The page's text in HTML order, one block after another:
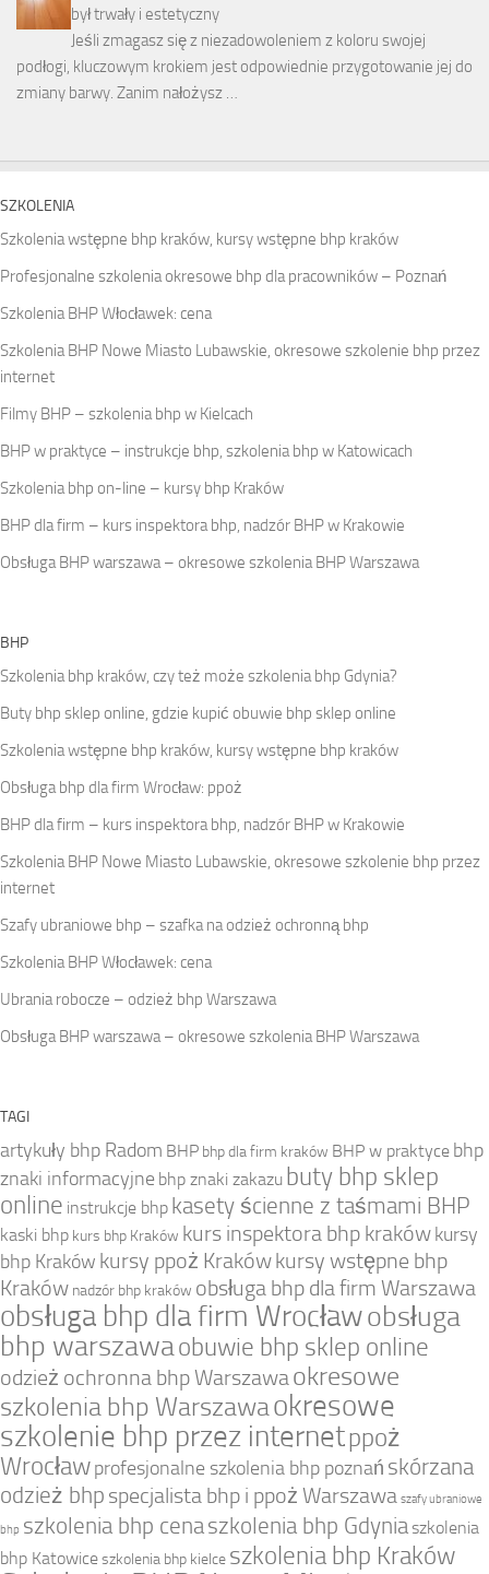
był trwały i estetyczny
Jeśli zmagasz się z niezadowoleniem z koloru swojej
podłogi, kluczowym krokiem jest odpowiednie przygotowanie jej do
zmiany barwy. Zanim nałożysz …
SZKOLENIA
Szkolenia wstępne bhp kraków, kursy wstępne bhp kraków
Profesjonalne szkolenia okresowe bhp dla pracowników – Poznań
Szkolenia BHP Włocławek: cena
Szkolenia BHP Nowe Miasto Lubawskie, okresowe szkolenie bhp przez
internet
Filmy BHP – szkolenia bhp w Kielcach
BHP w praktyce – instrukcje bhp, szkolenia bhp w Katowicach
Szkolenia bhp on-line – kursy bhp Kraków
BHP dla firm – kurs inspektora bhp, nadzór BHP w Krakowie
Obsługa BHP warszawa – okresowe szkolenia BHP Warszawa
BHP
Szkolenia bhp kraków, czy też może szkolenia bhp Gdynia?
Buty bhp sklep online, gdzie kupić obuwie bhp sklep online
Szkolenia wstępne bhp kraków, kursy wstępne bhp kraków
Obsługa bhp dla firm Wrocław: ppoż
BHP dla firm – kurs inspektora bhp, nadzór BHP w Krakowie
Szkolenia BHP Nowe Miasto Lubawskie, okresowe szkolenie bhp przez
internet
Szafy ubraniowe bhp – szafka na odzież ochronną bhp
Szkolenia BHP Włocławek: cena
Ubrania robocze – odzież bhp Warszawa
Obsługa BHP warszawa – okresowe szkolenia BHP Warszawa
TAGI
artykuły bhp Radom BHP bhp dla firm kraków BHP w praktyce bhp
znaki informacyjne bhp znaki zakazu buty bhp sklep
online instrukcje bhp kasety ścienne z taśmami BHP
kaski bhp kurs bhp Kraków kurs inspektora bhp krakówkursy
bhp Kraków kursy ppoż Krakówkursy wstępne bhp
Kraków nadzór bhp kraków obsługa bhp dla firm Warszawa
obsługa bhp dla firm Wrocławobsługa
bhp warszawaobuwie bhp sklep online
odzież ochronna bhp Warszawaokresowe
szkolenia bhp Warszawaokresowe
szkolenie bhp przez internetppoż
Wrocławprofesjonalne szkolenia bhp poznań skórzana
odzież bhp specjalista bhp i ppoż Warszawa szafy ubraniowe
bhp szkolenia bhp cenaszkolenia bhp Gdyniaszkolenia
bhp Katowiceszkolenia bhp kielce szkolenia bhp Kraków